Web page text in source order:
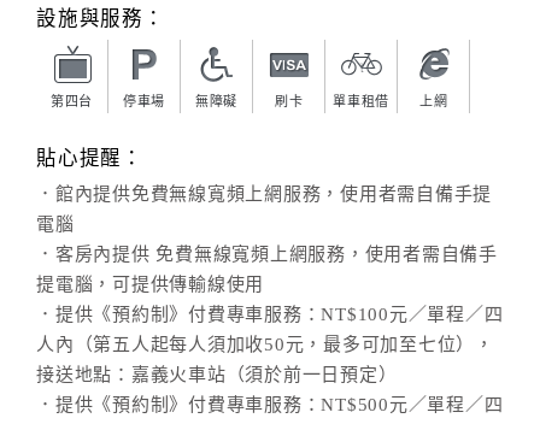
伴
商
品
宣
傳
設施與服務：
第四台 停車場 無障礙 刷卡 單車租借 上網
貼心提醒：
．館內提供免費無線寬頻上網服務，使用者需自備手提
電腦
．客房內提供 免費無線寬頻上網服務，使用者需自備手
提電腦，可提供傳輸線使用
．提供《預約制》付費專車服務：NT$100元／單程／四
人內（第五人起每人須加收50元，最多可加至七位），
接送地點：嘉義火車站（須於前一日預定）
．提供《預約制》付費專車服務：NT$500元／單程／四